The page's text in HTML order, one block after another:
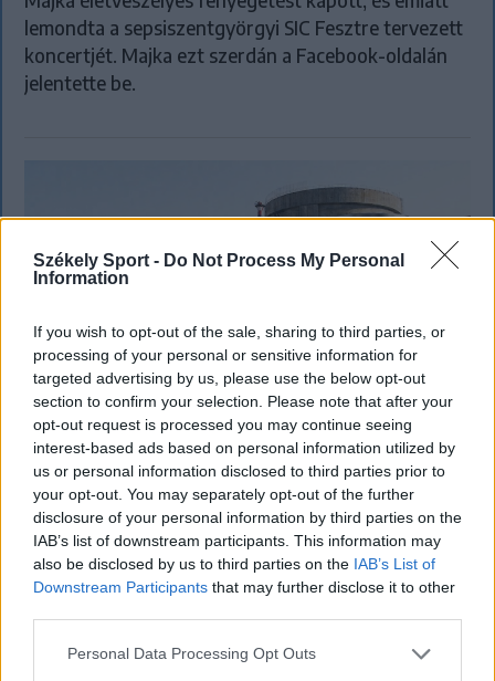
Székely Sport - Do Not Process My Personal
Information
If you wish to opt-out of the sale, sharing to third parties, or
processing of your personal or sensitive information for
targeted advertising by us, please use the below opt-out
section to confirm your selection. Please note that after your
opt-out request is processed you may continue seeing
interest-based ads based on personal information utilized by
us or personal information disclosed to third parties prior to
your opt-out. You may separately opt-out of the further
disclosure of your personal information by third parties on the
IAB’s list of downstream participants. This information may
also be disclosed by us to third parties on the IAB’s List of
Downstream Participants that may further disclose it to other
Personal Data Processing Opt Outs
lemondta a sepsiszentgyörgyi SIC Fesztre tervezett
koncertjét. Majka ezt szerdán a Facebook-oldalán
jelentette be.
FŐTÉR
Már csak 4-5 napig működhet a jelenlegi
körülmények között a cernavodai
atomerőmű
vasárnap a nyugati országrészben.